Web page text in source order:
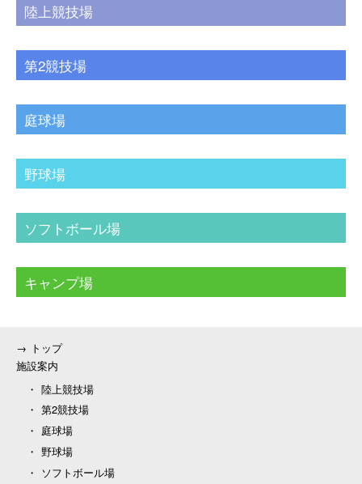
陸上競技場
第2競技場
庭球場
野球場
ソフトボール場
キャンプ場
トップ
施設案内
陸上競技場
第2競技場
庭球場
野球場
ソフトボール場